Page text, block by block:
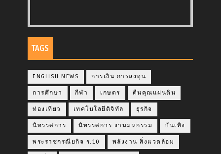
TAGS
ENGLISH NEWS การเงิน การลงทุน
การศึกษา กีฬา เกษตร คืนคุณแผ่นดิน
ท่องเที่ยว เทคโนโลยีดิจิทัล ธุรกิจ
นิทรรศการ นิทรรศการ งานมหกรรม บันเทิง
พระราชกรณียกิจ ร.10 พลังงาน สิ่งแวดล้อม